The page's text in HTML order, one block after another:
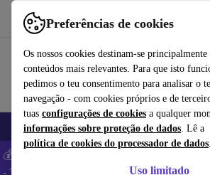
Preferências de cookies
Os nossos cookies destinam-se
conteúdos mais relevantes. Para que isto
pedimos o teu consentimento para analisar o
navegação - com cookies próprios e de
tuas configurações de cookies a qualquer
informações sobre proteção de dados. Lê a
política de cookies do processador de dados.
Uso limitado
Use o refurbed de forma rápida e fácil
Telemóveis Computadores Portáteis Tablets
💰 Poupa MAIS -5% em MacBooks e iPads
- TC